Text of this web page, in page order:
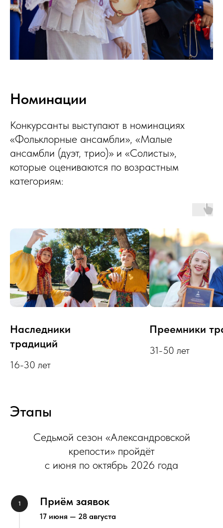
Номинации
Конкурсанты выступают в номинациях
«Фольклорные ансамбли», «Малые
ансамбли (дуэт, трио)» и «Солисты»,
которые оцениваются по возрастным
категориям:
Наследники
традиций
16-30 лет
Преемники
31-50 лет
Этапы
Седьмой сезон «Александровской
крепости» пройдёт
с июня по октябрь 2026 года
Приём заявок
17 июня — 28 августа